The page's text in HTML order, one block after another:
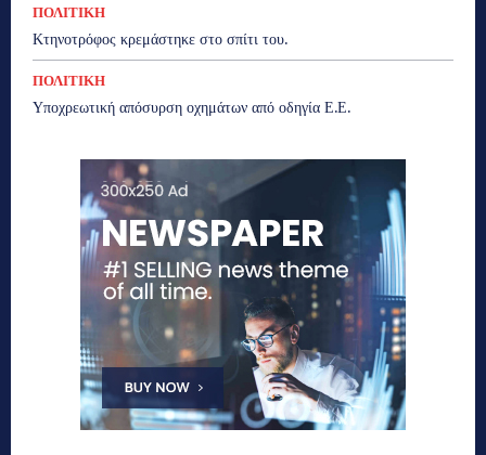
ΠΟΛΙΤΙΚΗ
Κτηνοτρόφος κρεμάστηκε στο σπίτι του.
ΠΟΛΙΤΙΚΗ
Υποχρεωτική απόσυρση οχημάτων από οδηγία Ε.Ε.